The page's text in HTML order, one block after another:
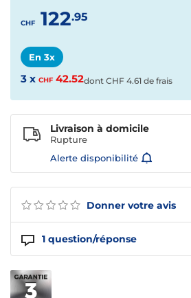
Donner votre avis
1 question/réponse
CHF 122.95
En 3x
3 x CHF42.52dont CHF 4.61 de frais
Livraison à domicile
Rupture
Alerte disponibilité